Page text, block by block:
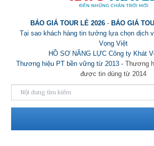
BÁO GIÁ TOUR LẺ 2026 - BÁO GIÁ
Tại sao khách hàng tin tưởng lựa chọn dịch
Vọng Việt
HỒ SƠ NĂNG LỰC Công ty Khát
Thương hiệu PT bền vững từ 2013- Thương
được tin dùng từ 2014